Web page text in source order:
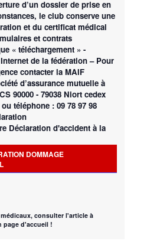
d’un dossier de prise en
le club conserve une
et du certificat médical
et contrats
« téléchargement » -
de la fédération – Pour
contacter la MAIF
d’assurance mutuelle à
90000 - 79038 Niort cedex
ou téléphone : 09 78 97 98
Déclaration d'accident à la
DOMMAGE
consulter l'article à
page d'accueil !